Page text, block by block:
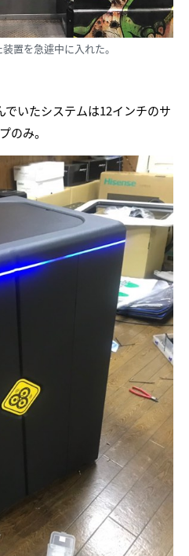
置を急遽中に入れた。
いたシステムは12インチのサ
のみ。